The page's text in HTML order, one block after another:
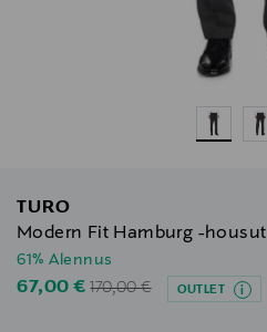
TURO
Modern Fit Hamburg -housut
61% Alennus
Discounted Price
67,00 €Original Price
170,00 € OUTLET